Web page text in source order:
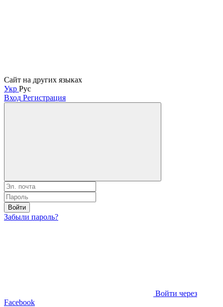
Сайт на других языках
Укр Рус
Вход Регистрация
Войти
Забыли пароль?
Войти через
Facebook